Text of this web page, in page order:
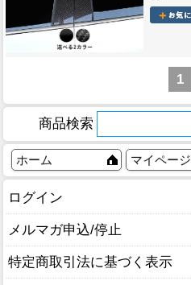
1
商品検索
ホーム マイページ
ログイン
メルマガ申込/停止
特定商取引法に基づく表示